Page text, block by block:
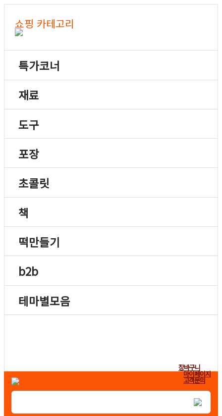
쇼핑 카테고리
특가코너
재료
도구
포장
초콜릿
책
떡만들기
b2b
테마별모음
장바구니
마이페이지
고객문의